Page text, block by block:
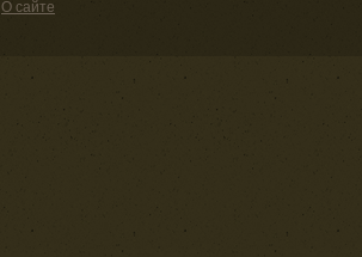
О сайте